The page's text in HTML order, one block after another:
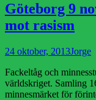
Göteborg 9
mot rasism
Publicerad
24 oktober, 2013Jorge
Fackeltåg och
världskriget. Samling
minnesmärket för